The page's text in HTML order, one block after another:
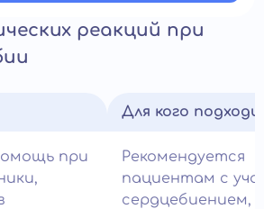
реакций при
при
Для кого
Рекомендуется
пациентам с
сердцебиением,